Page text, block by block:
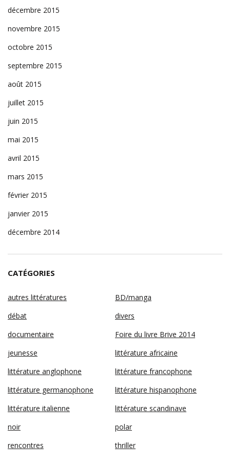
décembre 2015
novembre 2015
octobre 2015
septembre 2015
août 2015
juillet 2015
juin 2015
mai 2015
avril 2015
mars 2015
février 2015
janvier 2015
décembre 2014
CATÉGORIES
autres littératures
BD/manga
débat
divers
documentaire
Foire du livre Brive 2014
jeunesse
littérature africaine
littérature anglophone
littérature francophone
littérature germanophone
littérature hispanophone
littérature italienne
littérature scandinave
noir
polar
rencontres
thriller